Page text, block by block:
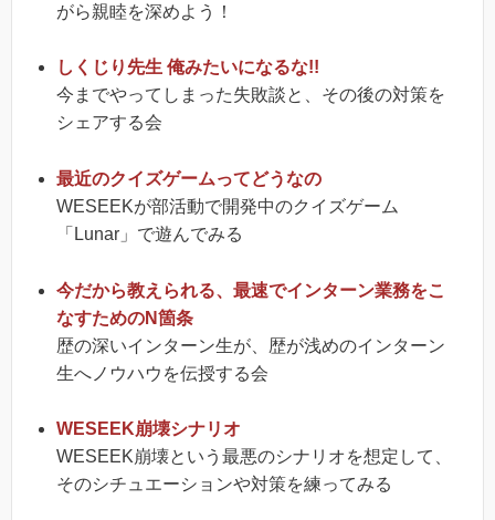
がら親睦を深めよう！
しくじり先生 俺みたいになるな!!
今までやってしまった失敗談と、その後の対策を
シェアする会
最近のクイズゲームってどうなの
WESEEKが部活動で開発中のクイズゲーム
「Lunar」で遊んでみる
今だから教えられる、最速でインターン業務をこ
なすためのN箇条
歴の深いインターン生が、歴が浅めのインターン
生へノウハウを伝授する会
WESEEK崩壊シナリオ
WESEEK崩壊という最悪のシナリオを想定して、
そのシチュエーションや対策を練ってみる